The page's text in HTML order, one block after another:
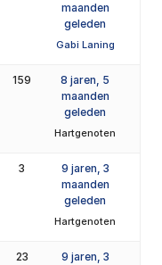
maanden
geleden
Gabi Laning
159
8 jaren, 5
maanden
geleden
Hartgenoten
3
9 jaren, 3
maanden
geleden
Hartgenoten
23
9 jaren, 3